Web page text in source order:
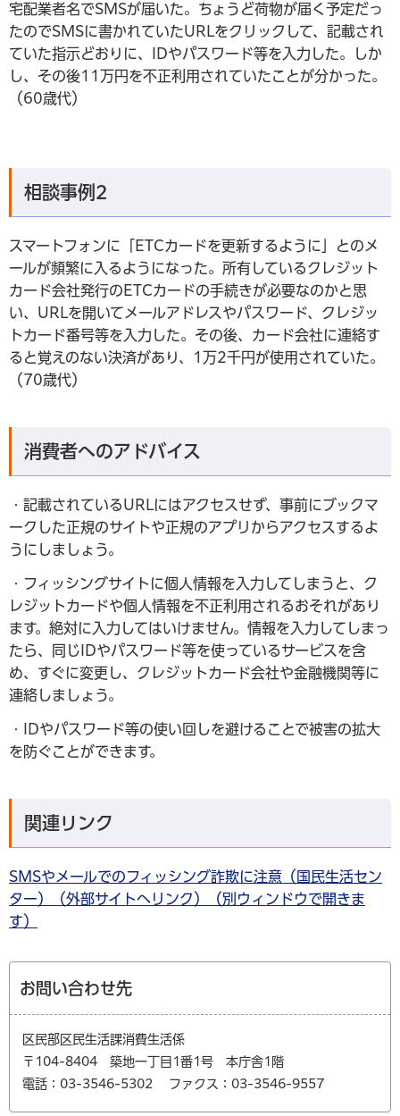
宅配業者名でSMSが届いた。ちょうど荷物が届く予定だっ
たのでSMSに書かれていたURLをクリックして、記載され
ていた指示どおりに、IDやパスワード等を入力した。しか
し、その後11万円を不正利用されていたことが分かった。
（60歳代）
相談事例2
スマートフォンに「ETCカードを更新するように」とのメ
ールが頻繁に入るようになった。所有しているクレジット
カード会社発行のETCカードの手続きが必要なのかと思
い、URLを開いてメールアドレスやパスワード、クレジッ
トカード番号等を入力した。その後、カード会社に連絡す
ると覚えのない決済があり、1万2千円が使用されていた。
（70歳代）
消費者へのアドバイス
・記載されているURLにはアクセスせず、事前にブックマ
ークした正規のサイトや正規のアプリからアクセスするよ
うにしましょう。
・フィッシングサイトに個人情報を入力してしまうと、ク
レジットカードや個人情報を不正利用されるおそれがあり
ます。絶対に入力してはいけません。情報を入力してしまっ
たら、同じIDやパスワード等を使っているサービスを含
め、すぐに変更し、クレジットカード会社や金融機関等に
連絡しましょう。
・IDやパスワード等の使い回しを避けることで被害の拡大
を防ぐことができます。
関連リンク
SMSやメールでのフィッシング詐欺に注意（国民生活セン
ター）（外部サイトへリンク）（別ウィンドウで開きま
す）
お問い合わせ先
区民部区民生活課消費生活係
〒104-8404 築地一丁目1番1号 本庁舎1階
電話：03-3546-5302
ファクス：03-3546-9557